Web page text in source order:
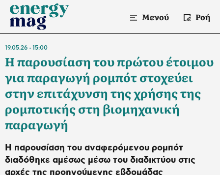
Μενού Ροή
19.05.26 15:00
Η παρουσίαση του πρώτου έτοιμου
για παραγωγή ρομπότ στοχεύει
στην επιτάχυνση της χρήσης της
ρομποτικής στη βιομηχανική
παραγωγή
H παρουσίαση του αναφερόμενου ρομπότ
διαδόθηκε αμέσως μέσω του διαδικτύου στις
αρχές της προηγούμενης εβδομάδας